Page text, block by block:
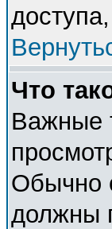
Что
Важные
Обычно
должны